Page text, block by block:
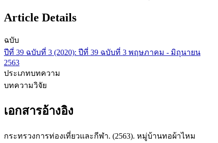
Article Details
ฉบับ
ปีที่ 39 ฉบับที่ 3 (2020): ปีที่ 39 ฉบับที่ 3 พฤษภาคม - มิถุนายน
2563
ประเภทบทความ
บทความวิจัย
เอกสารอ้างอิง
กระทรวงการท่องเที่ยวและกีฬา. (2563). หมู่บ้านทอผ้าไหม